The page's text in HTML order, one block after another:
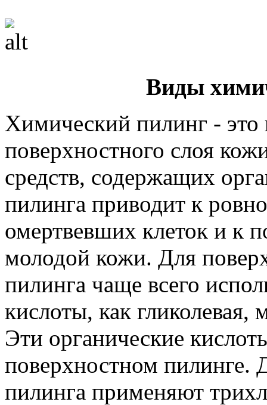
Виды
Химический пилинг - это
поверхностного слоя
средств, содержащих
пилинга приводит к
омертвевших клеток и к
молодой кожи. Для
пилинга чаще всего
кислоты, как гликолевая,
Эти органические
поверхностном пилинге.
пилинга применяют